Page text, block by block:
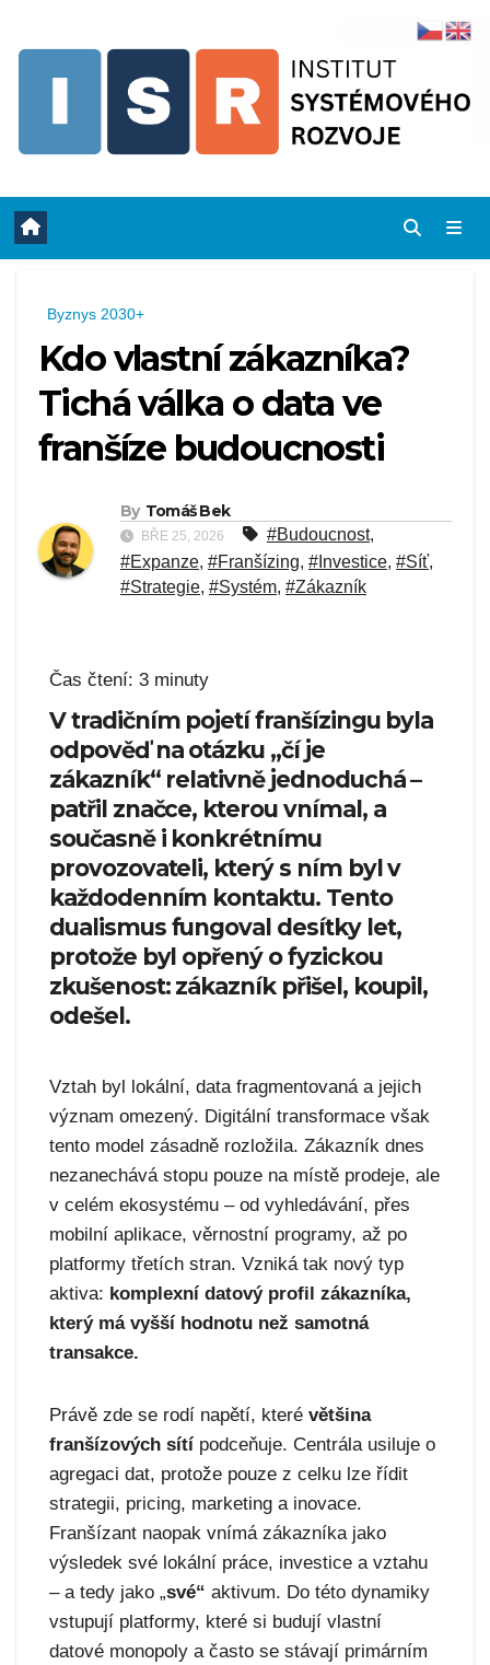
Byznys 2030+
Kdo vlastní zákazníka?
Tichá válka o data ve
franšíze budoucnosti
By Tomáš Bek
BŘE 25, 2026 #Budoucnost,
#Expanze, #Franšízing, #Investice, #Síť,
#Strategie, #Systém, #Zákazník
Čas čtení: 3 minuty
V tradičním pojetí franšízingu byla
odpověď na otázku „čí je
zákazník“ relativně jednoduchá –
patřil značce, kterou vnímal, a
současně i konkrétnímu
provozovateli, který s ním byl v
každodenním kontaktu. Tento
dualismus fungoval desítky let,
protože byl opřený o fyzickou
zkušenost: zákazník přišel, koupil,
odešel.
Vztah byl lokální, data fragmentovaná a jejich
význam omezený. Digitální transformace však
tento model zásadně rozložila. Zákazník dnes
nezanechává stopu pouze na místě prodeje, ale
v celém ekosystému – od vyhledávání, přes
mobilní aplikace, věrnostní programy, až po
platformy třetích stran. Vzniká tak nový typ
aktiva: komplexní datový profil zákazníka,
který má vyšší hodnotu než samotná
transakce.
Právě zde se rodí napětí, které většina
franšízových sítí podceňuje. Centrála usiluje o
agregaci dat, protože pouze z celku lze řídit
strategii, pricing, marketing a inovace.
Franšízant naopak vnímá zákazníka jako
výsledek své lokální práce, investice a vztahu
– a tedy jako „své“ aktivum. Do této dynamiky
vstupují platformy, které si budují vlastní
datové monopoly a často se stávají primárním